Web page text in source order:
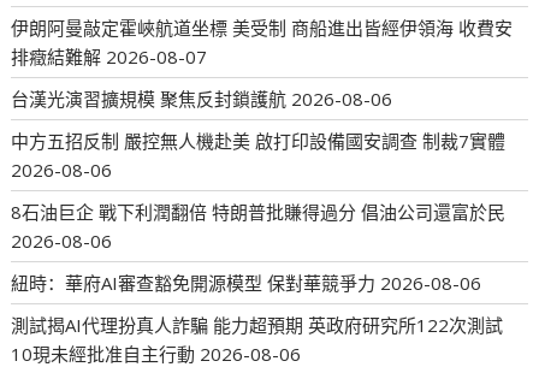
伊朗阿曼敲定霍峽航道坐標 美受制 商船進出皆經伊領海 收費安
排癥結難解 2026-08-07
台漢光演習擴規模 聚焦反封鎖護航 2026-08-06
中方五招反制 嚴控無人機赴美 啟打印設備國安調查 制裁7實體
2026-08-06
8石油巨企 戰下利潤翻倍 特朗普批賺得過分 倡油公司還富於民
2026-08-06
紐時：華府AI審查豁免開源模型 保對華競爭力 2026-08-06
測試揭AI代理扮真人詐騙 能力超預期 英政府研究所122次測試
10現未經批准自主行動 2026-08-06